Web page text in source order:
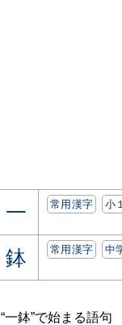
一 常用漢字 小
鉢 常用漢字 中
“一鉢”で始まる語句